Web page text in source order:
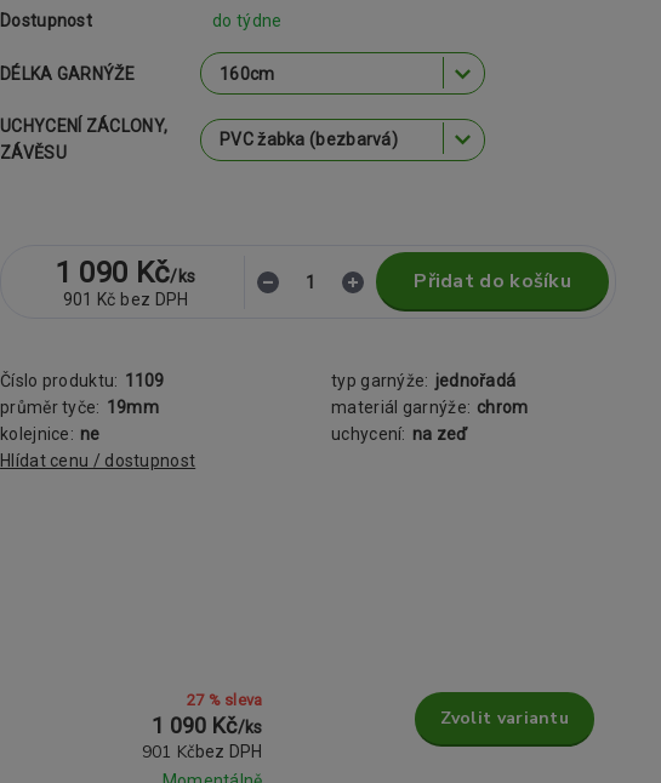
Dostupnost do týdne
DÉLKA GARNÝŽE
UCHYCENÍ ZÁCLONY,
ZÁVĚSU
1 090 Kč/ks
901 Kč bez DPH
Přidat do košíku
Číslo produktu: 1109 typ garnýže: jednořadá
průměr tyče: 19mm materiál garnýže: chrom
kolejnice: ne uchycení: na zeď
Hlídat cenu / dostupnost
27 % sleva
1 090 Kč/ks
901 Kčbez DPH
Zvolit variantu